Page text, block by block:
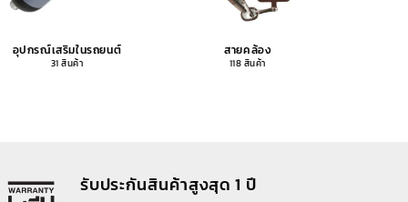
อุปกรณ์เสริมในรถยนต์
31 สินค้า
สายคล้อง
118 สินค้า
รับประกันสินค้าสูงสุด 1 ปี